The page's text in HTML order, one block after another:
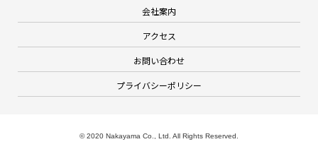
会社案内
アクセス
お問い合わせ
プライバシーポリシー
© 2020 Nakayama Co., Ltd. All Rights Reserved.